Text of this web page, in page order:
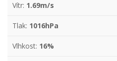
Vítr: 1.69m/s
Tlak: 1016hPa
Vlhkost: 16%